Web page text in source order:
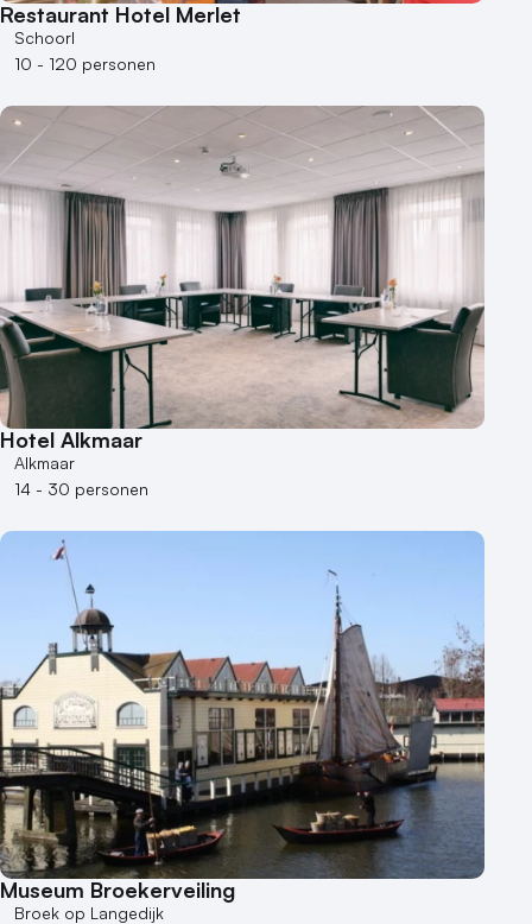
Restaurant Hotel Merlet
Schoorl
10 - 120 personen
Hotel Alkmaar
Alkmaar
14 - 30 personen
Museum Broekerveiling
Broek op Langedijk